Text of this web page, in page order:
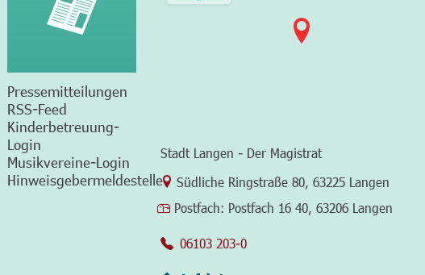
Pressemitteilungen
RSS-Feed
Kinderbetreuung-
Login
Musikvereine-Login
Hinweisgebermeldestelle
Stadt Langen - Der Magistrat
Link zur Google-Maps Navigation
Südliche Ringstraße 80, 63225 Langen
Postfach: Postfach 16 40, 63206 Langen
06103 203-0